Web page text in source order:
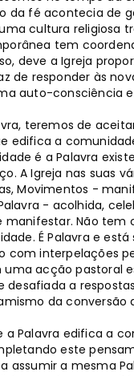
da fé acontecia de
cultura religiosa
tem
deve a Igreja
de responder às
auto-consciência
teremos de
edifica a
é a Palavra
A Igreja nas suas
Movimentos -
- acolhida,
manifestar. Não tem
É Palavra e
com interpelações
acção pastoral
a
da conversão
a Palavra edifica a
este
assumir a mesma